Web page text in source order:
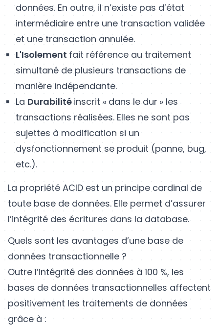
données. En outre, il n’existe pas d’état
intermédiaire entre une transaction validée
et une transaction annulée.
L'Isolement fait référence au traitement
simultané de plusieurs transactions de
manière indépendante.
La Durabilité inscrit « dans le dur » les
transactions réalisées. Elles ne sont pas
sujettes à modification si un
dysfonctionnement se produit (panne, bug,
etc.).
La propriété ACID est un principe cardinal de
toute base de données. Elle permet d’assurer
l’intégrité des écritures dans la database.
Quels sont les avantages d’une base de
données transactionnelle ?
Outre l’intégrité des données à 100 %, les
bases de données transactionnelles affectent
positivement les traitements de données
grâce à :